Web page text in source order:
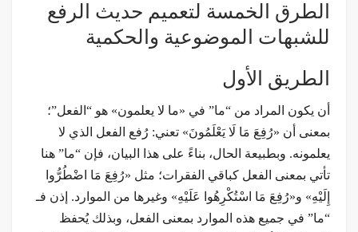
الطرق الخمسة لتعميم حديث الرفع
للشبهات الموضوعية والحكمية
الطريق الأول
أن يكون المراد من “ما” في «ما لا يعلمون» هو “الفعل”؛
بمعنى أن «رُفِعَ مَا لَا يَعْلَمُونَ» تعني: رُفع الفعل الذي لا
يعلمونه. وبطبيعة الحال، بناءً على هذا البيان، فإن “ما” هنا
تأتي بمعنى الفعل كباقي الفقرات؛ مثل «رُفِعَ مَا اضْطُرُّوا
إِلَيْهِ» و«رُفِعَ مَا اسْتُكْرِهُوا عَلَيْهِ» وغيرها من الموارد. إذن فـ
“ما” في جميع هذه الموارد بمعنى الفعل، وبذلك يُحفظ